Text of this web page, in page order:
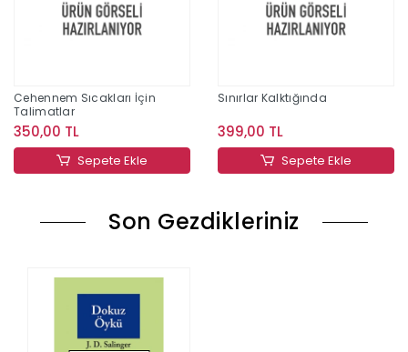
Cehennem Sıcakları İçin
Talimatlar
350,00 TL
Sepete Ekle
Sınırlar Kalktığında
399,00 TL
Sepete Ekle
Son Gezdikleriniz